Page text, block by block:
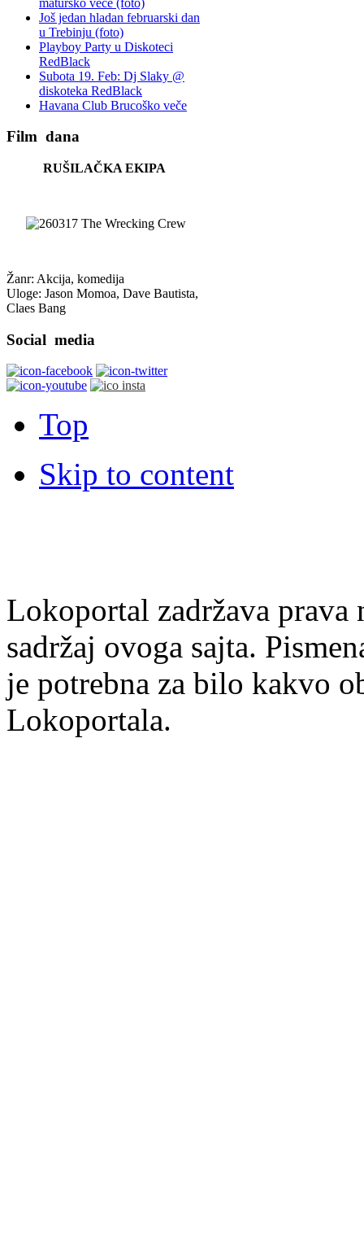
Još jedan hladan februarski dan
u Trebinju (foto)
Playboy Party u Diskoteci
RedBlack
Subota 19. Feb: Dj Slaky @
diskoteka RedBlack
Havana Club Brucoško veče
Film dana
RUŠILAČKA EKIPA
Žanr: Akcija, komedija
Uloge: Jason Momoa, Dave Bautista,
Claes Bang
Social media
Top
Skip to content
Lokoportal zadržava
sadržaj ovoga sajta.
je potrebna za bilo kakvo
Lokoportala.